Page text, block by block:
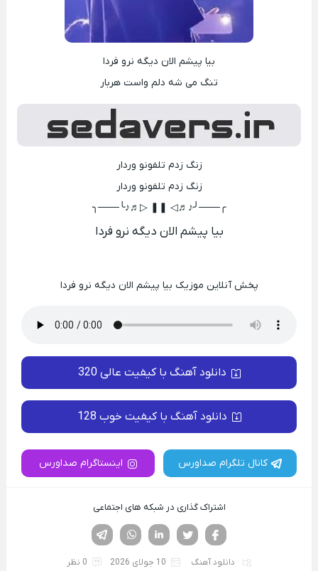
بیا پیشم الان دیگه نرو فردا
تنگ می شه دلم واست هربار
زنگ زدم تلفونو وردار
زنگ زدم تلفونو وردار
╭───╯♪♬◁ ❚❚ ▷♬♪╰───╮
بیا پیشم الان دیگه نرو فردا
پخش آنلاین موزیک بیا پیشم الان دیگه نرو فردا
دانلود آهنگ با کیفیت عالی 320
دانلود آهنگ با کیفیت خوب 128
کانال تلگرام صداورس اینستاگرام صداورس
اشتراک گذاری در شبکه های اجتماعی
لینکدین تویتر
فیسوک
دانلود آهنگ 10 جولای 2026 0 نظر